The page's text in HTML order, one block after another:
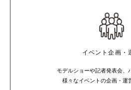
イベント企画・
モデルショーや記者発表会、
様々なイベントの企画・運